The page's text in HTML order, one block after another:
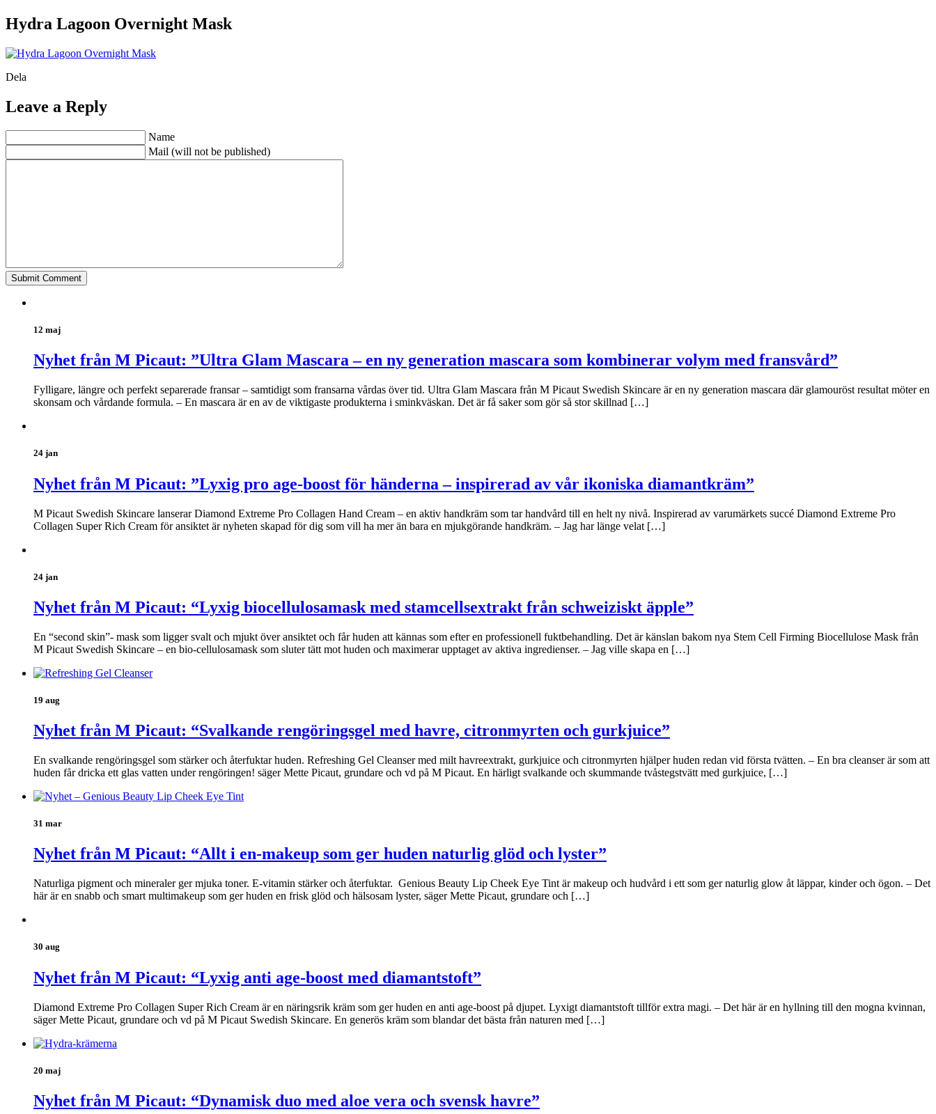
Hydra Lagoon Overnight Mask
Dela
Leave a Reply
Name
Mail (will not be published)
12 maj
Nyhet från M Picaut: ”Ultra Glam Mascara – en ny generation mascara som kombinerar volym med fransvård”
Fylligare, längre och perfekt separerade fransar – samtidigt som fransarna vårdas över tid. Ultra Glam Mascara från M Picaut Swedish Skincare är en ny generation mascara där glamouröst resultat möter en
skonsam och vårdande formula. – En mascara är en av de viktigaste produkterna i sminkväskan. Det är få saker som gör så stor skillnad […]
24 jan
Nyhet från M Picaut: ”Lyxig pro age-boost för händerna – inspirerad av vår ikoniska diamantkräm”
M Picaut Swedish Skincare lanserar Diamond Extreme Pro Collagen Hand Cream – en aktiv handkräm som tar handvård till en helt ny nivå. Inspirerad av varumärkets succé Diamond Extreme Pro
Collagen Super Rich Cream för ansiktet är nyheten skapad för dig som vill ha mer än bara en mjukgörande handkräm. – Jag har länge velat […]
24 jan
Nyhet från M Picaut: “Lyxig biocellulosamask med stamcellsextrakt från schweiziskt äpple”
En “second skin”- mask som ligger svalt och mjukt över ansiktet och får huden att kännas som efter en professionell fuktbehandling. Det är känslan bakom nya Stem Cell Firming Biocellulose Mask från
M Picaut Swedish Skincare – en bio-cellulosamask som sluter tätt mot huden och maximerar upptaget av aktiva ingredienser. – Jag ville skapa en […]
19 aug
Nyhet från M Picaut: “Svalkande rengöringsgel med havre, citronmyrten och gurkjuice”
En svalkande rengöringsgel som stärker och återfuktar huden. Refreshing Gel Cleanser med milt havreextrakt, gurkjuice och citronmyrten hjälper huden redan vid första tvätten. – En bra cleanser är som att
huden får dricka ett glas vatten under rengöringen! säger Mette Picaut, grundare och vd på M Picaut. En härligt svalkande och skummande tvåstegstvätt med gurkjuice, […]
31 mar
Nyhet från M Picaut: “Allt i en-makeup som ger huden naturlig glöd och lyster”
Naturliga pigment och mineraler ger mjuka toner. E-vitamin stärker och återfuktar. Genious Beauty Lip Cheek Eye Tint är makeup och hudvård i ett som ger naturlig glow åt läppar, kinder och ögon. – Det
här är en snabb och smart multimakeup som ger huden en frisk glöd och hälsosam lyster, säger Mette Picaut, grundare och […]
30 aug
Nyhet från M Picaut: “Lyxig anti age-boost med diamantstoft”
Diamond Extreme Pro Collagen Super Rich Cream är en näringsrik kräm som ger huden en anti age-boost på djupet. Lyxigt diamantstoft tillför extra magi. – Det här är en hyllning till den mogna kvinnan,
säger Mette Picaut, grundare och vd på M Picaut Swedish Skincare. En generös kräm som blandar det bästa från naturen med […]
20 maj
Nyhet från M Picaut: “Dynamisk duo med aloe vera och svensk havre”